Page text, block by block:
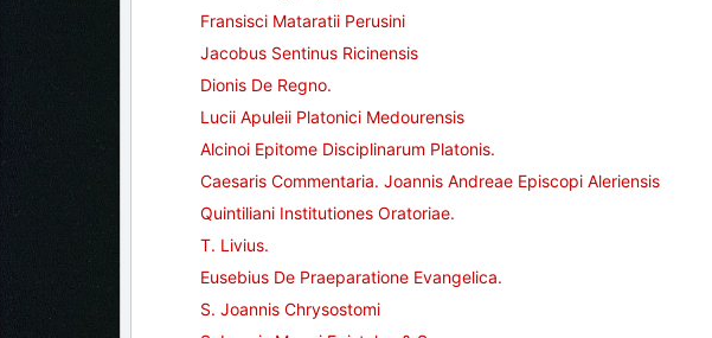
Fransisci Mataratii Perusini
Jacobus Sentinus Ricinensis
Dionis De Regno.
Lucii Apuleii Platonici Medourensis
Alcinoi Epitome Disciplinarum Platonis.
Caesaris Commentaria. Joannis Andreae Episcopi Aleriensis
Quintiliani Institutiones Oratoriae.
T. Livius.
Eusebius De Praeparatione Evangelica.
S. Joannis Chrysostomi